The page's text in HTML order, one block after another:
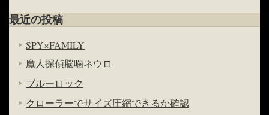
最近の投稿
SPY×FAMILY
魔人探偵脳噛ネウロ
ブルーロック
クローラーでサイズ圧縮できるか確認